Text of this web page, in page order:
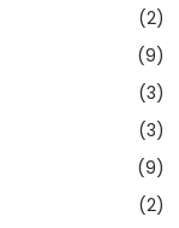
(2)
(9)
(3)
(3)
(9)
(2)